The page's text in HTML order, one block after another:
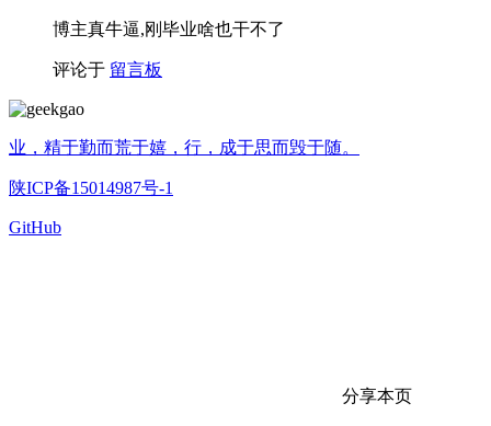
博主真牛逼,刚毕业啥也干不了
评论于 留言板
业，精于勤而荒于嬉，行，成于思而毁于随。
陕ICP备15014987号-1
GitHub
分享本页